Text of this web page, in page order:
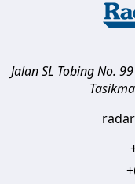
Jalan SL Tobing No.